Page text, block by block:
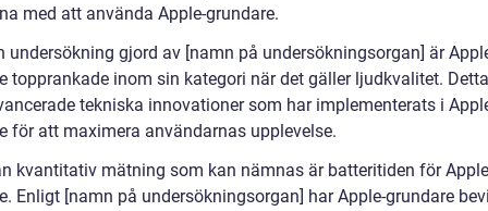
med att använda Apple-grundare.
undersökning gjord av [namn på undersökningsorgan] är
topprankade inom sin kategori när det gäller ljudkvalitet.
tekniska innovationer som har implementerats i
för att maximera användarnas upplevelse.
kvantitativ mätning som kan nämnas är batteritiden för
Enligt [namn på undersökningsorgan] har Apple-grundare